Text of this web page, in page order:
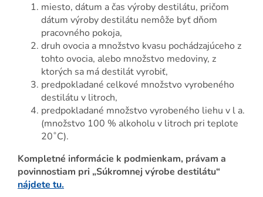
miesto, dátum a čas výroby destilátu, pričom
dátum výroby destilátu nemôže byť dňom
pracovného pokoja,
druh ovocia a množstvo kvasu pochádzajúceho z
tohto ovocia, alebo množstvo medoviny, z
ktorých sa má destilát vyrobiť,
predpokladané celkové množstvo vyrobeného
destilátu v litroch,
predpokladané množstvo vyrobeného liehu v l a.
(množstvo 100 % alkoholu v litroch pri teplote
20˚C).
Kompletné informácie k podmienkam, právam a
povinnostiam pri „Súkromnej výrobe destilátu“
nájdete tu.